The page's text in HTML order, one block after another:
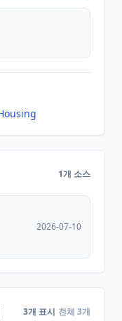
1개 소스
2026-07-10
3개 표시 전체 3개